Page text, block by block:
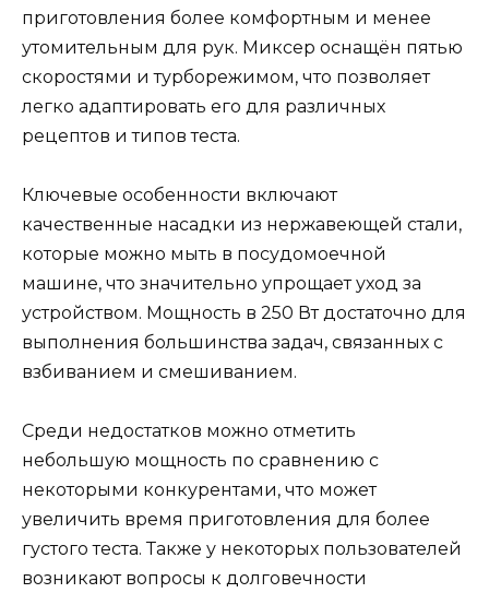
приготовления более комфортным и менее
утомительным для рук. Миксер оснащён пятью
скоростями и турборежимом, что позволяет
легко адаптировать его для различных
рецептов и типов теста.
Ключевые особенности включают
качественные насадки из нержавеющей стали,
которые можно мыть в посудомоечной
машине, что значительно упрощает уход за
устройством. Мощность в 250 Вт достаточно для
выполнения большинства задач, связанных с
взбиванием и смешиванием.
Среди недостатков можно отметить
небольшую мощность по сравнению с
некоторыми конкурентами, что может
увеличить время приготовления для более
густого теста. Также у некоторых пользователей
возникают вопросы к долговечности